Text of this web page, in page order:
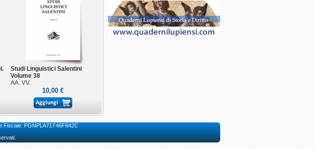
Studi Linguistici Salentini
Volume 38
AA. VV.
10,00 €
Fiscale: PGNPLA71T46F842C